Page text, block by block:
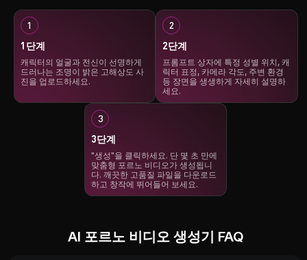
1단계
캐릭터의 얼굴과 전신이 선명하게
드러나는 조명이 밝은 고해상도 사
진을 업로드하세요.
2단계
프롬프트 상자에 특정 성별 위치, 캐
릭터 표정, 카메라 각도, 주변 환경
등 장면을 생생하게 자세히 설명하
세요.
3단계
"생성"을 클릭하세요. 단 몇 초 만에
맞춤형 포르노 비디오가 생성됩니
다. 깨끗한 고품질 파일을 다운로드
하고 창작에 뛰어들어 보세요.
AI 포르노 비디오 생성기 FAQ